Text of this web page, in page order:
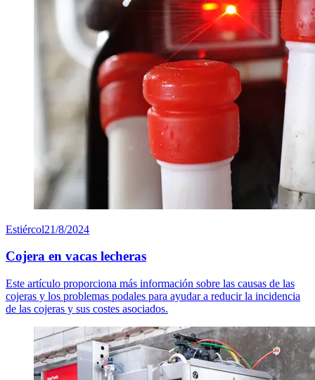
Estiércol21/8/2024
Cojera en vacas lecheras
Este artículo proporciona más información sobre las causas de las
cojeras y los problemas podales para ayudar a reducir la incidencia
de las cojeras y sus costes asociados.